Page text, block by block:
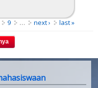
9 … next › last »